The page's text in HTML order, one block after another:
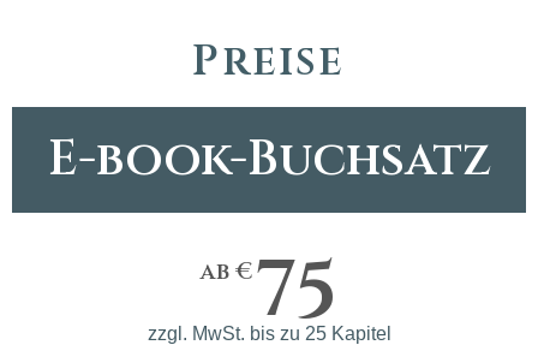
Preise
E-book-Buchsatz
ab €75
zzgl. MwSt. bis zu 25 Kapitel